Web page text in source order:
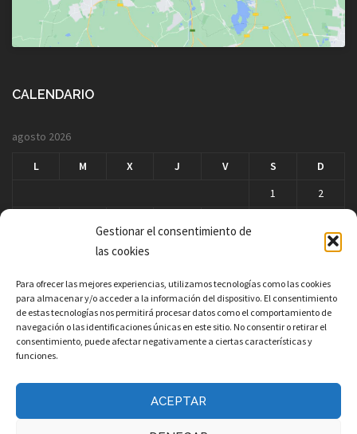
Gestionar el consentimiento de
las cookies
Para ofrecer las mejores experiencias, utilizamos tecnologías como las cookies
para almacenar y/o acceder a la información del dispositivo. El consentimiento
de estas tecnologías nos permitirá procesar datos como el comportamiento de
navegación o las identificaciones únicas en este sitio. No consentir o retirar el
consentimiento, puede afectar negativamente a ciertas características y
funciones.
ACEPTAR
CALENDARIO
agosto 2026
L M X J V S
D
1
2
12
16
24
25 26 27 28 29
30
31
« Mar